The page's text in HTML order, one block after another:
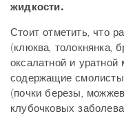
жидкости.
Стоит отметить, что
(клюква, толокнянка,
оксалатной и
содержащие
(почки березы,
клубочковых